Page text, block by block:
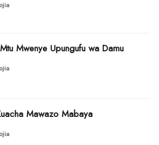
Mwenye Upungufu wa Damu
Mawazo Mabaya